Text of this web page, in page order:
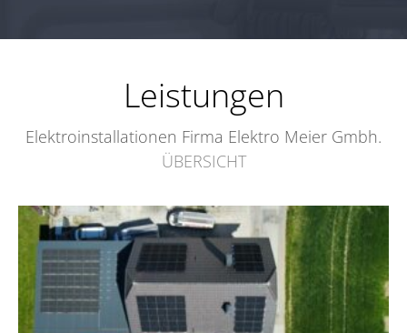
Leistungen
Elektroinstallationen Firma Elektro Meier Gmbh.
ÜBERSICHT